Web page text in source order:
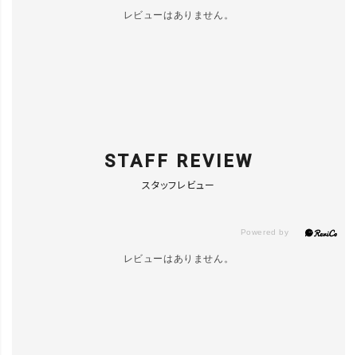
レビューはありません。
STAFF REVIEW
スタッフレビュー
レビューはありません。